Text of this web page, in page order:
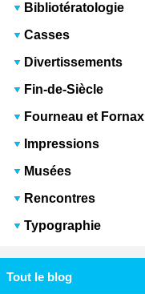
Bibliotératologie
Casses
Divertissements
Fin-de-Siècle
Fourneau et Fornax
Impressions
Musées
Rencontres
Typographie
Tout le blog